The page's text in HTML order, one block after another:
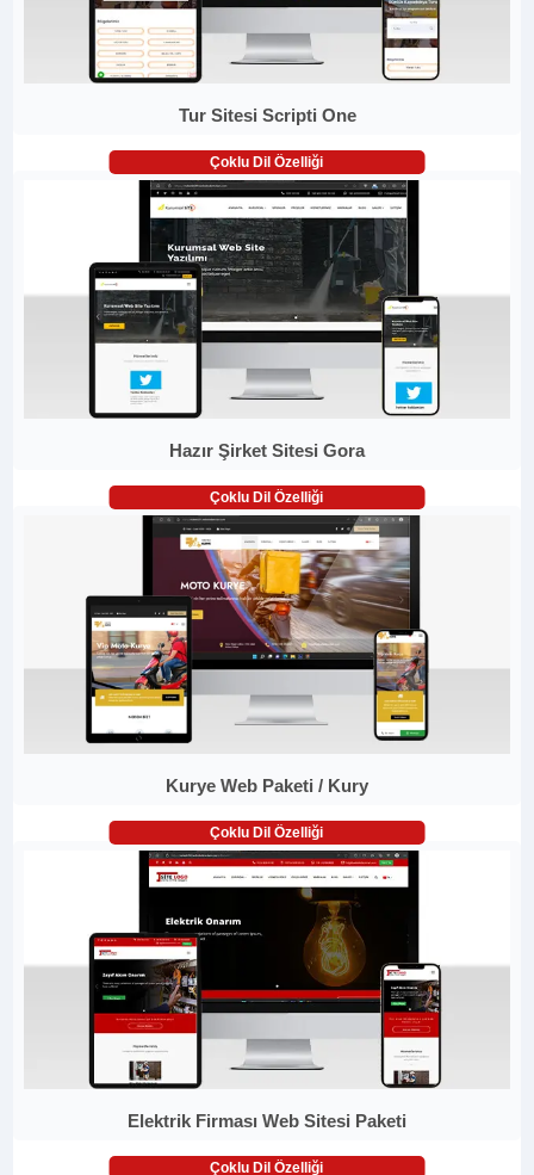
Tur Sitesi Scripti One
Çoklu Dil Özelliği
Hazır Şirket Sitesi Gora
Çoklu Dil Özelliği
Kurye Web Paketi / Kury
Çoklu Dil Özelliği
Elektrik Firması Web Sitesi Paketi
Çoklu Dil Özelliği